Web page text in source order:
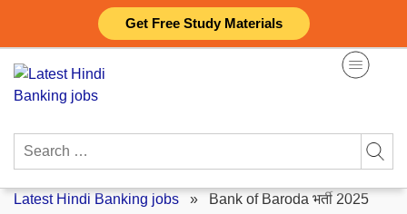
Get Free Study Materials
content
Search
Latest Hindi Banking jobs » Bank of Baroda भर्ती 2025